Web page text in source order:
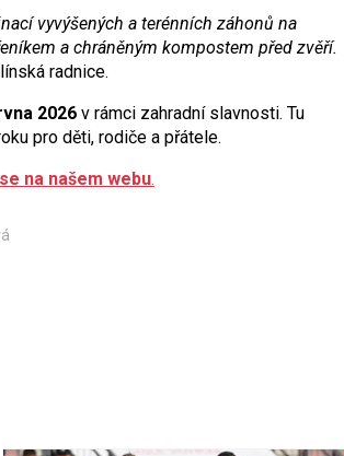
vyvýšených a terénních záhonů na
a chráněným kompostem před zvěří.
radnice.
2026 v rámci zahradní slavnosti. Tu
pro děti, rodiče a přátele.
na našem webu.